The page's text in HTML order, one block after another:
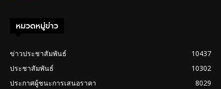
หมวดหมู่ข่าว
ข่าวประชาสัมพันธ์
10437
ประชาสัมพันธ์
10302
ประกาศผู้ชนะการเสนอราคา
8029